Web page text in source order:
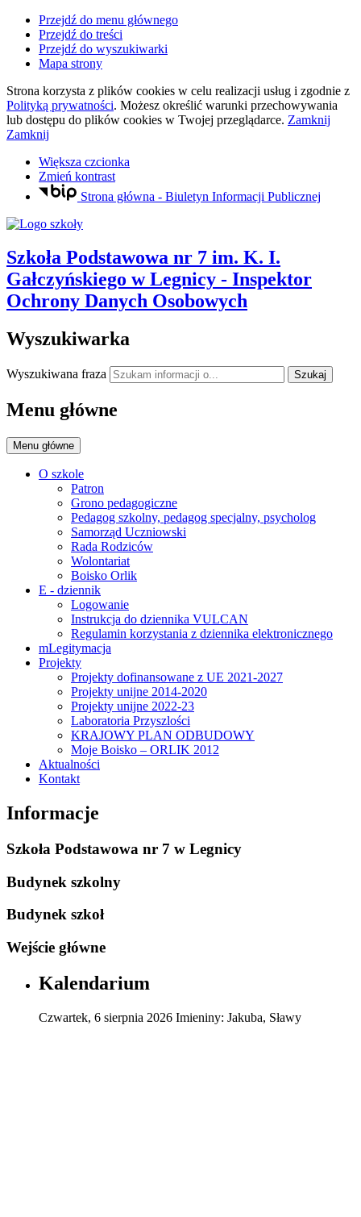
Przejdź do menu głównego
Przejdź do treści
Przejdź do wyszukiwarki
Mapa strony
Strona korzysta z plików cookies w celu realizacji usług i zgodnie z
Polityką prywatności. Możesz określić warunki przechowywania
lub dostępu do plików cookies w Twojej przeglądarce. Zamknij
Zamknij
Większa czcionka
Zmień kontrast
Strona główna - Biuletyn Informacji Publicznej
Szkoła Podstawowa nr 7 im. K. I.
Gałczyńskiego w Legnicy - Inspektor
Ochrony Danych Osobowych
Wyszukiwarka
Wyszukiwana fraza Szukaj
Menu główne
Menu główne
O szkole
Patron
Grono pedagogiczne
Pedagog szkolny, pedagog specjalny, psycholog
Samorząd Uczniowski
Rada Rodziców
Wolontariat
Boisko Orlik
E - dziennik
Logowanie
Instrukcja do dziennika VULCAN
Regulamin korzystania z dziennika elektronicznego
mLegitymacja
Projekty
Projekty dofinansowane z UE 2021-2027
Projekty unijne 2014-2020
Projekty unijne 2022-23
Laboratoria Przyszlości
KRAJOWY PLAN ODBUDOWY
Moje Boisko – ORLIK 2012
Aktualności
Kontakt
Informacje
Szkoła Podstawowa nr 7 w Legnicy
Budynek szkolny
Budynek szkoł
Wejście główne
Kalendarium
Czwartek, 6 sierpnia 2026 Imieniny: Jakuba, Sławy